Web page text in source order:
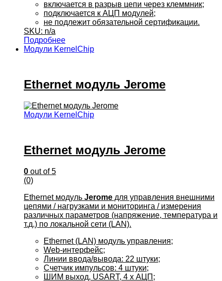
включается в разрыв цепи через клеммник;
подключается к АЦП модулей;
не подлежит обязательной сертификации.
SKU: n/a
Подробнее
Модули KernelChip
Ethernet модуль Jerome
Модули KernelChip
Ethernet модуль Jerome
0 out of 5
(0)
Ethernet модуль Jerome для управления внешними
цепями / нагрузками и мониторинга / измерения
различных параметров (напряжение, температура и
т.д.) по локальной сети (LAN).
Ethernet (LAN) модуль управления;
Web-интерфейс;
Линии ввода/вывода: 22 штуки;
Счетчик импульсов: 4 штуки;
ШИМ выход, USART, 4 x АЦП;